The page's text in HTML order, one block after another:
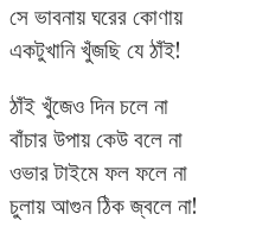
সে ভাবনায় ঘরের কোণায়
একটুখানি খুঁজছি যে ঠাঁই!
ঠাঁই খুঁজেও দিন চলে না
বাঁচার উপায় কেউ বলে না
ওভার টাইমে ফল ফলে না
চুলায় আগুন ঠিক জ্বলে না!